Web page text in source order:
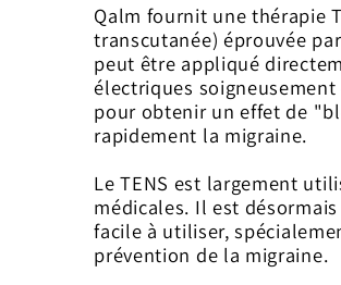
Qalm fournit une thérapie
transcutanée) éprouvée
peut être appliqué
électriques
pour obtenir un effet de
rapidement la migraine.
Le TENS est largement
médicales. Il est
facile à utiliser,
prévention de la migraine.